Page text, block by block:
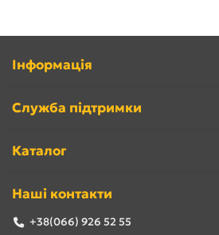
належать: вакуумні пакувальники б/в
безкамерні), гарячі пакувальні столи
Інформація
Служба підтримки
Каталог
Наші контакти
+38(066) 926 52 55